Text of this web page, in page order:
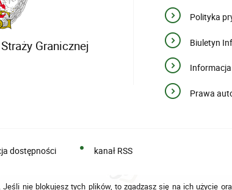
Granicznej
Polityka
Biuletyn
Prawa
dostępności kanał RSS
nie blokujesz tych plików, to zgadzasz się na ich użycie